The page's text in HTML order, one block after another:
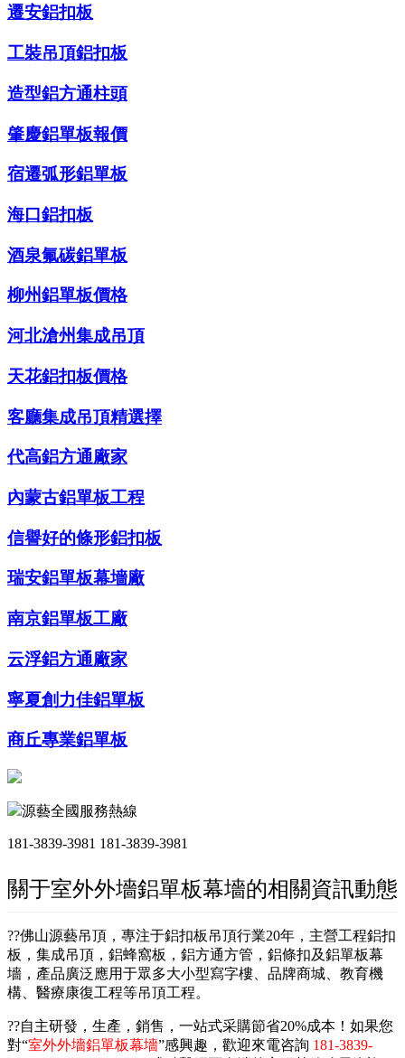
遷安鋁扣板
工裝吊頂鋁扣板
造型鋁方通柱頭
肇慶鋁單板報價
宿遷弧形鋁單板
海口鋁扣板
酒泉氟碳鋁單板
柳州鋁單板價格
河北滄州集成吊頂
天花鋁扣板價格
客廳集成吊頂精選擇
代高鋁方通廠家
內蒙古鋁單板工程
信譽好的條形鋁扣板
瑞安鋁單板幕墻廠
南京鋁單板工廠
云浮鋁方通廠家
寧夏創力佳鋁單板
商丘專業鋁單板
源藝全國服務熱線
181-3839-3981 181-3839-3981
關于室外外墻鋁單板幕墻的相關資訊動態
??佛山源藝吊頂，專注于鋁扣板吊頂行業20年，主營工程鋁扣
板，集成吊頂，鋁蜂窩板，鋁方通方管，鋁條扣及鋁單板幕
墻，產品廣泛應用于眾多大小型寫字樓、品牌商城、教育機
構、醫療康復工程等吊頂工程。
??自主研發，生產，銷售，一站式采購節省20%成本！如果您
對“室外外墻鋁單板幕墻”感興趣，歡迎來電咨詢 181-3839-